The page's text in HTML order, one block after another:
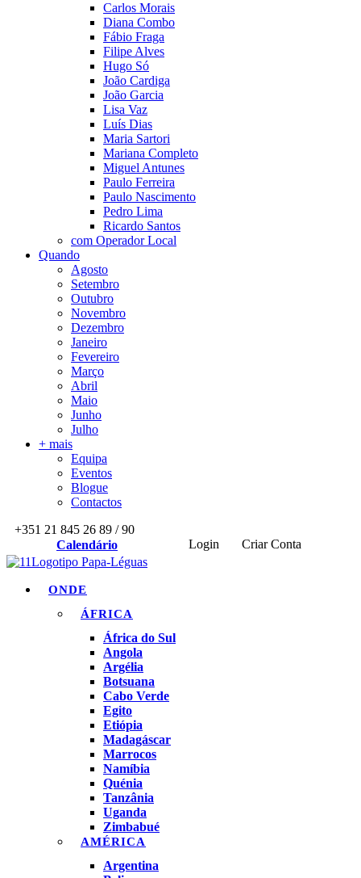
Carlos Morais
Diana Combo
Fábio Fraga
Filipe Alves
Hugo Só
João Cardiga
João Garcia
Lisa Vaz
Luís Dias
Maria Sartori
Mariana Completo
Miguel Antunes
Paulo Ferreira
Paulo Nascimento
Pedro Lima
Ricardo Santos
com Operador Local
Quando
Agosto
Setembro
Outubro
Novembro
Dezembro
Janeiro
Fevereiro
Março
Abril
Maio
Junho
Julho
+ mais
Equipa
Eventos
Blogue
Contactos
+351 21 845 26 89 / 90
Calendário
Login Criar Conta
ONDE
ÁFRICA
África do Sul
Angola
Argélia
Botsuana
Cabo Verde
Egito
Etiópia
Madagáscar
Marrocos
Namíbia
Quénia
Tanzânia
Uganda
Zimbabué
AMÉRICA
Argentina